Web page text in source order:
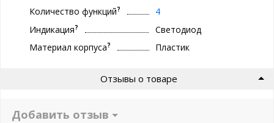
Количество функций?
4
Индикация?
Светодиод
Материал корпуса? Пластик
Отзывы о товаре
Добавить отзыв